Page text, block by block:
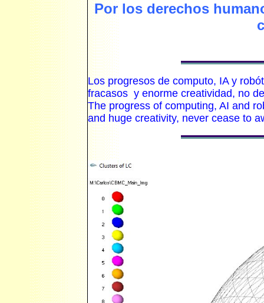
Por los derechos
c
Los progresos de computo, IA y
fracasos y enorme creatividad, no
The progress of computing, AI and
and huge creativity, never cease to